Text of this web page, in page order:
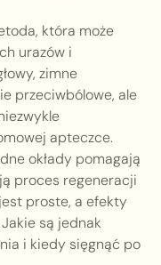
która może
urazów i
zimne
przeciwbólowe, ale
apteczce.
okłady pomagają
proces regeneracji
proste, a efekty
są jednak
i kiedy sięgnąć po